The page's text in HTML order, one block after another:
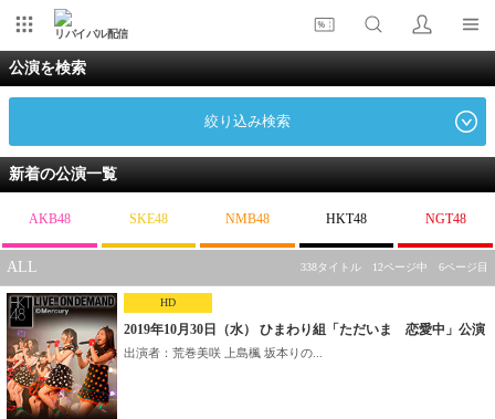
リバイバル配信
公演を検索
絞り込み検索
新着の公演一覧
AKB48 SKE48 NMB48 HKT48 NGT48
ALL 338タイトル 12ページ中 6ページ目
HD
2019年10月30日（水） ひまわり組「ただいま 恋愛中」公演
出演者：荒巻美咲 上島楓 坂本りの...